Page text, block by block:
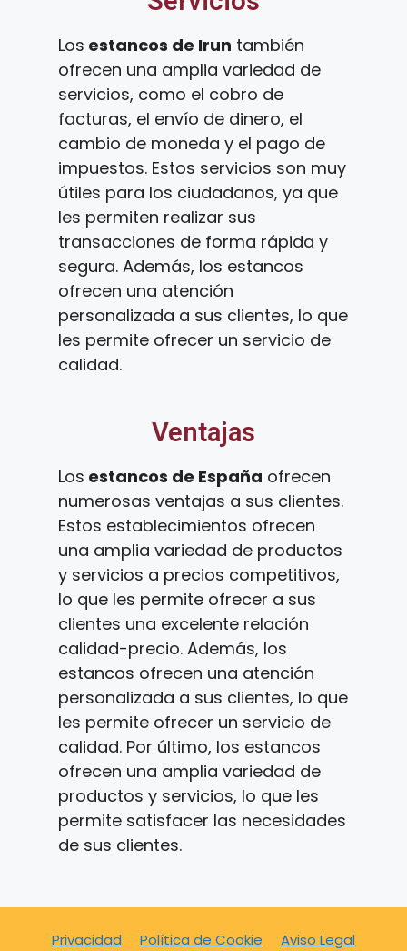
Los estancos de Irun también
ofrecen una amplia variedad de
servicios, como el cobro de
facturas, el envío de dinero, el
cambio de moneda y el pago de
impuestos. Estos servicios son muy
útiles para los ciudadanos, ya que
les permiten realizar sus
transacciones de forma rápida y
segura. Además, los estancos
ofrecen una atención
personalizada a sus clientes, lo que
les permite ofrecer un servicio de
calidad.
Ventajas
Los estancos de España ofrecen
numerosas ventajas a sus clientes.
Estos establecimientos ofrecen
una amplia variedad de productos
y servicios a precios competitivos,
lo que les permite ofrecer a sus
clientes una excelente relación
calidad-precio. Además, los
estancos ofrecen una atención
personalizada a sus clientes, lo que
les permite ofrecer un servicio de
calidad. Por último, los estancos
ofrecen una amplia variedad de
productos y servicios, lo que les
permite satisfacer las necesidades
de sus clientes.
Privacidad Política de Cookie Aviso Legal